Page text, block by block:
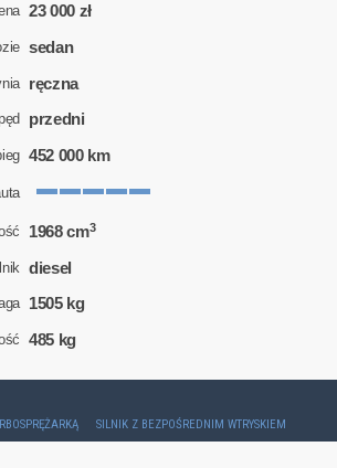
23 000 zł
sedan
ręczna
przedni
452 000 km
1968 cm3
diesel
1505 kg
485 kg
SILNIK Z BEZPOŚREDNIM WTRYSKIEM